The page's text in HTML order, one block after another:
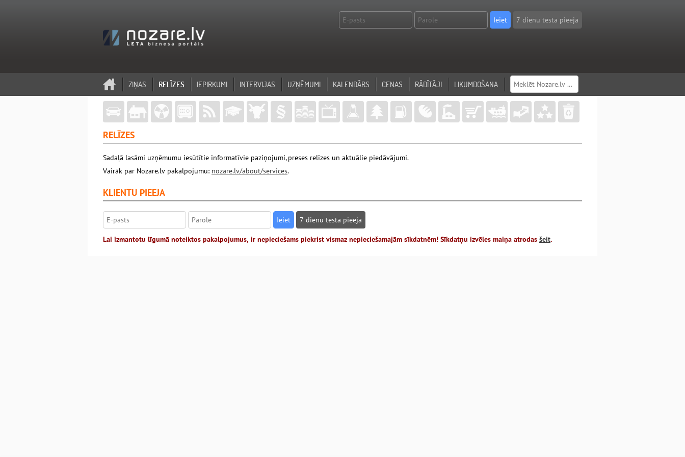
7 dienu testa pieeja
ZIŅAS RELĪZES IEPIRKUMI INTERVIJAS UZŅĒMUMI KALENDĀRS CENAS RĀDĪTĀJI LIKUMDOŠANA
RELĪZES
Sadaļā lasāmi uzņēmumu iesūtītie informatīvie paziņojumi, preses relīzes un aktuālie piedāvājumi.
Vairāk par Nozare.lv pakalpojumu: nozare.lv/about/services.
KLIENTU PIEEJA
7 dienu testa pieeja
Lai izmantotu līgumā noteiktos pakalpojumus, ir nepieciešams piekrist vismaz nepieciešamajām sīkdatnēm! Sīkdatņu izvēles maiņa atrodas šeit.